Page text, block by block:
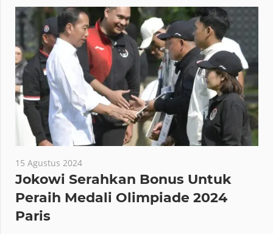
15 Agustus 2024
Jokowi Serahkan Bonus Untuk
Peraih Medali Olimpiade 2024
Paris